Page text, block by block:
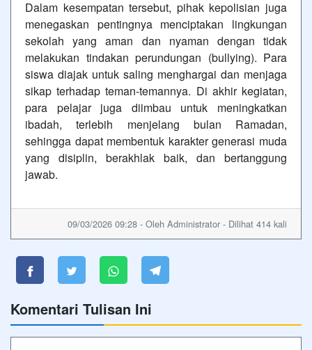
Dalam kesempatan tersebut, pihak kepolisian juga
menegaskan pentingnya menciptakan lingkungan
sekolah yang aman dan nyaman dengan tidak
melakukan tindakan perundungan (bullying). Para
siswa diajak untuk saling menghargai dan menjaga
sikap terhadap teman-temannya. Di akhir kegiatan,
para pelajar juga diimbau untuk meningkatkan
ibadah, terlebih menjelang bulan Ramadan,
sehingga dapat membentuk karakter generasi muda
yang disiplin, berakhlak baik, dan bertanggung
jawab.
09/03/2026 09:28 - Oleh Administrator - Dilihat 414 kali
Komentari Tulisan Ini